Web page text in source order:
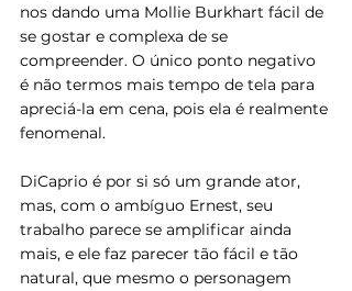
nos dando uma Mollie Burkhart fácil de
se gostar e complexa de se
compreender. O único ponto negativo
é não termos mais tempo de tela para
apreciá-la em cena, pois ela é realmente
fenomenal.
DiCaprio é por si só um grande ator,
mas, com o ambíguo Ernest, seu
trabalho parece se amplificar ainda
mais, e ele faz parecer tão fácil e tão
natural, que mesmo o personagem